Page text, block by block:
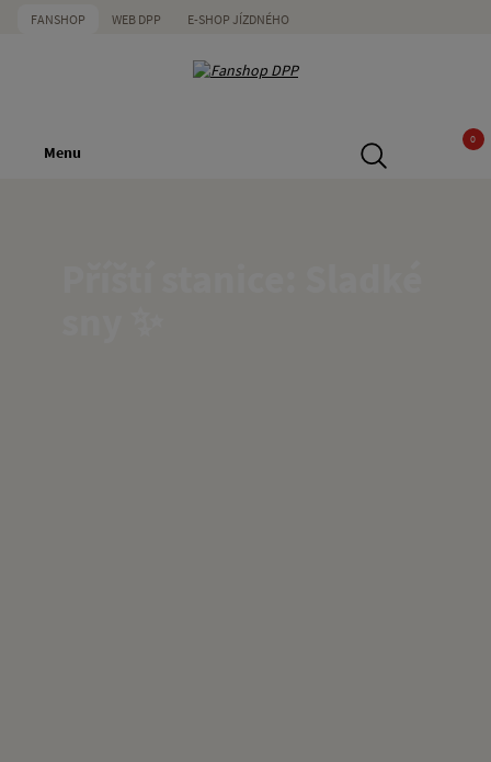
FANSHOP WEB DPP E-SHOP JÍZDNÉHO
Menu
0